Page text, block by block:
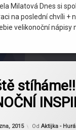
Milatová Dnes si
na poslední chvíli +
velikonoční nápisy
2015
Aktualizováno
Od Aktijka -